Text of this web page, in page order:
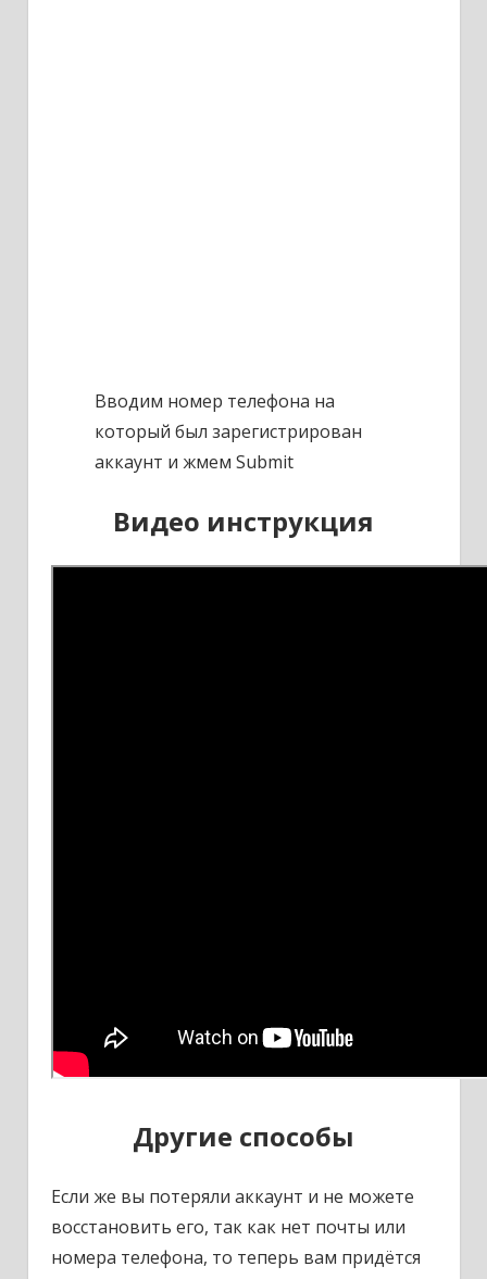
Вводим номер телефона на
который был зарегистрирован
аккаунт и жмем Submit
Видео инструкция
Другие способы
Если же вы потеряли аккаунт и не можете
восстановить его, так как нет почты или
номера телефона, то теперь вам придётся